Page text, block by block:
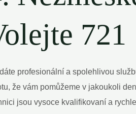
721⁣
profesionální⁣ a spolehlivou
že vám pomůžeme v jakoukoli
jsou vysoce kvalifikovaní a